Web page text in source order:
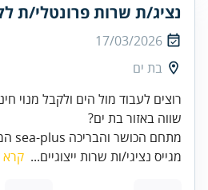
נציג/ת שרות פרונטלי/ת
17/03/2026
בת ים
רוצים לעבוד מול הים ולקבל מנוי
שווה באזור בת ים?
מתחם הכושר והבריכה sea-plus הממוקם על טיילת בת-ים
מגייס נציגי/ות שרות ייצוגיים... קרא